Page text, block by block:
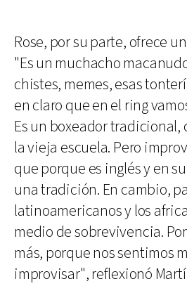
Rose, por su parte, ofrece
"Es un muchacho
chistes, memes, esas
en claro que en el ring
Es un boxeador tradicional,
la vieja escuela. Pero
que porque es inglés y en
una tradición. En cambio,
latinoamericanos y los
medio de sobrevivencia.
más, porque nos sentimos
improvisar", reflexionó